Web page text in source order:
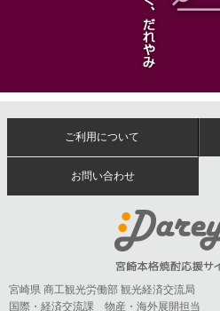
ご利用について
お問い合わせ
宮崎県 商工観光労働部 観光経済交流局
国際・経済交流課 物産・海外展開担当